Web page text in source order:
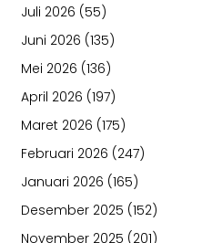
Juli 2026 (55)
Juni 2026 (135)
Mei 2026 (136)
April 2026 (197)
Maret 2026 (175)
Februari 2026 (247)
Januari 2026 (165)
Desember 2025 (152)
November 2025 (201)